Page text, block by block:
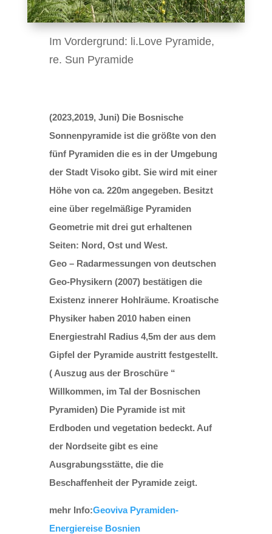
Im Vordergrund: li.Love Pyramide,
re. Sun Pyramide
(2023,2019, Juni) Die Bosnische
Sonnenpyramide ist die größte von den
fünf Pyramiden die es in der Umgebung
der Stadt Visoko gibt. Sie wird mit einer
Höhe von ca. 220m angegeben. Besitzt
eine über regelmäßige Pyramiden
Geometrie mit drei gut erhaltenen
Seiten: Nord, Ost und West.
Geo – Radarmessungen von deutschen
Geo-Physikern (2007) bestätigen die
Existenz innerer Hohlräume. Kroatische
Physiker haben 2010 haben einen
Energiestrahl Radius 4,5m der aus dem
Gipfel der Pyramide austritt festgestellt.
( Auszug aus der Broschüre “
Willkommen, im Tal der Bosnischen
Pyramiden) Die Pyramide ist mit
Erdboden und vegetation bedeckt. Auf
der Nordseite gibt es eine
Ausgrabungsstätte, die die
Beschaffenheit der Pyramide zeigt.
mehr Info:Geoviva Pyramiden-
Energiereise Bosnien